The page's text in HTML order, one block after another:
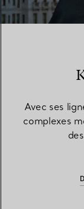
Avec ses
complexes